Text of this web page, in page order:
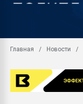
Главная Новости